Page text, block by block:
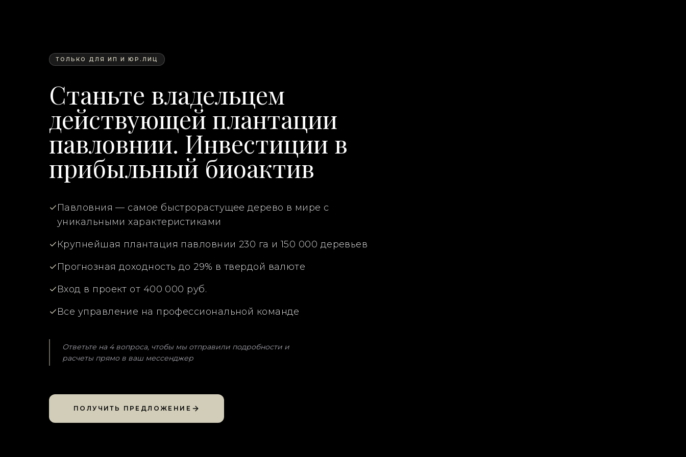
ТОЛЬКО ДЛЯ ИП И ЮР.ЛИЦ
Станьте владельцем
действующей плантации
павловнии. Инвестиции в
прибыльный биоактив
Павловния — самое быстрорастущее дерево в мире с
уникальными характеристиками
Крупнейшая плантация павловнии 230 га и 150 000 деревьев
Прогнозная доходность до 29% в твердой валюте
Вход в проект от 400 000 руб.
Все управление на профессиональной команде
Ответьте на 4 вопроса, чтобы мы отправили подробности и
расчеты прямо в ваш мессенджер
ПОЛУЧИТЬ ПРЕДЛОЖЕНИЕ